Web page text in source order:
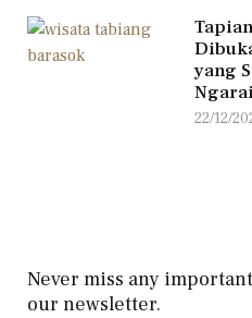
yang
22/12/
Never miss any
our newsletter.